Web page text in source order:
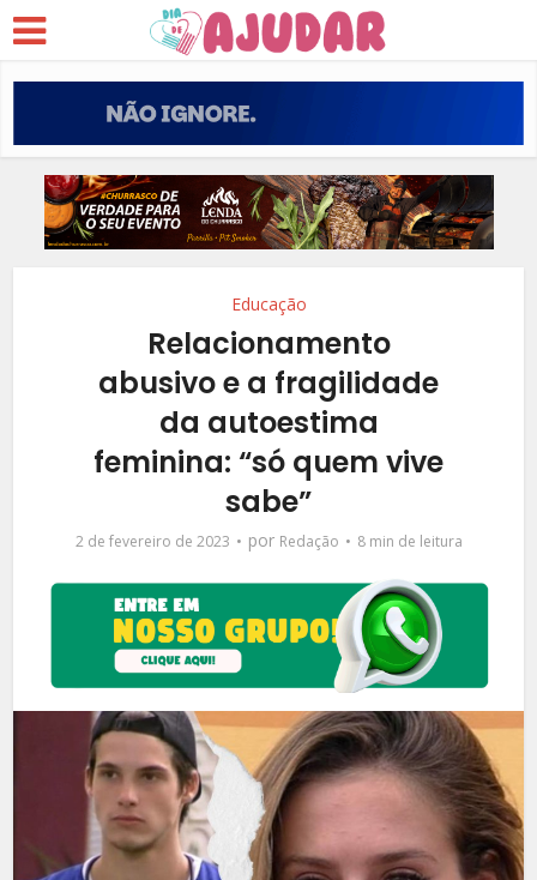
Educação
Relacionamento
abusivo e a fragilidade
da autoestima
feminina: “só quem vive
sabe”
2 de fevereiro de 2023 por Redação 8 min de leitura